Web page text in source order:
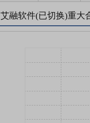
艾融软件(已切换)重大